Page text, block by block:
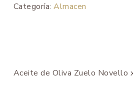
Categoría:Almacen
Aceite de Oliva Zuelo Novello